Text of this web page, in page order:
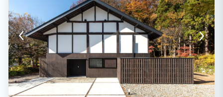
わう軽朝食をご用意しています。 上高地や白馬、松本などへのアクセスも良く、安曇
野周辺をゆっくりお楽しみいただけます。 車で30分間の距離にある爺が岳スキー場
は、ご家族連れや初級者にお勧めです。 ⸻ 宿泊先： 建物全体を貸切でご利用い
ただけます。檜風呂と庭を備え、自然の中で静かに過ごすための住まいとして整えまし
た。 また、当施設では、宿泊施設で使用する電力に加え、東京・愛知・神奈川方面か
らの車移動や周辺観光時の車両移動に伴うCO2排出量について、カーボンオフセット
を実施しています。 オフセットには、一般社団法人 more trees を通じて、熊本県小国
町の森林整備プロジェクト由来のJ-クレジットを利用しています。 ⸻ 定員につい
て： 定員は4名です。 添い寝のお子さまは人数に含めずご宿泊いただけます。 ⸻
リビング： リビングには、マルニ木工のソファセットやウォールナット無垢材の家具
を設えています。 窓の外の庭を眺めながら読書や会話を楽しんだり、ただ何もしない
時間を過ごしたりするための空間です。 冬季には、イタリア製ペレットストーブのや
わらかな暖かさと炎のゆらぎをお楽しみいただけます。 ⸻ 寝室・和室（眠りの環